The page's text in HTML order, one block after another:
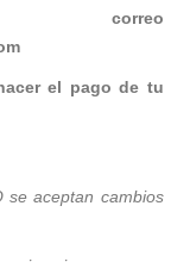
correo
el pago de tu
se aceptan cambios